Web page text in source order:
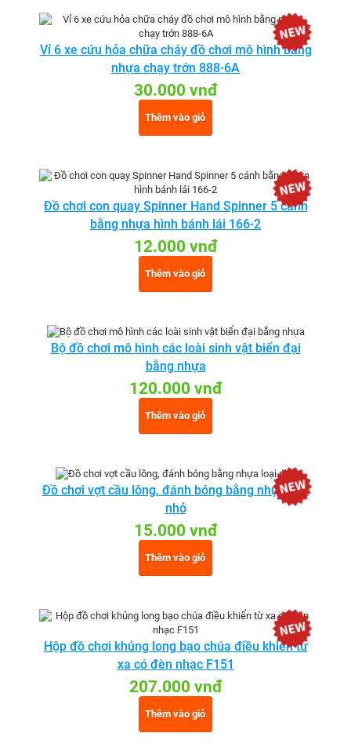
Vỉ 6 xe cứu hỏa chữa cháy đồ chơi mô hình bằng
nhựa chạy trớn 888-6A
30.000 vnđ
Thêm vào giỏ
Đồ chơi con quay Spinner Hand Spinner 5 cánh
bằng nhựa hình bánh lái 166-2
12.000 vnđ
Thêm vào giỏ
Bộ đồ chơi mô hình các loài sinh vật biển đại
bằng nhựa
120.000 vnđ
Thêm vào giỏ
Đồ chơi vợt cầu lông, đánh bóng bằng nhựa loại
nhỏ
15.000 vnđ
Thêm vào giỏ
Hộp đồ chơi khủng long bạo chúa điều khiển từ
xa có đèn nhạc F151
207.000 vnđ
Thêm vào giỏ